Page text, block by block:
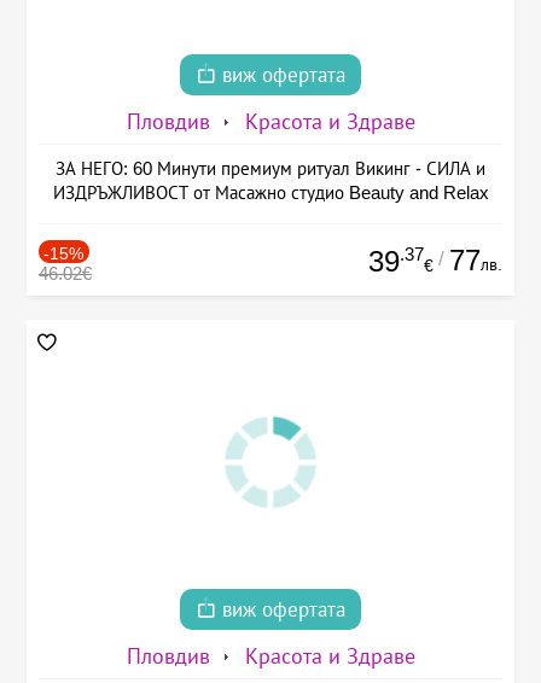
виж офертата
Пловдив Красота и Здраве
ЗА НЕГО: 60 Минути премиум ритуал Викинг - СИЛА и
ИЗДРЪЖЛИВОСТ от Масажно студио Beauty and Relax
-15%
46.02€ 39.37
€ / 77лв.
виж офертата
Пловдив Красота и Здраве